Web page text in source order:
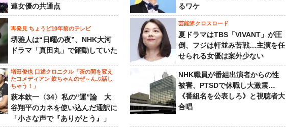
連女優の共通点
るワケ
再発見 ちょうど10年前のテレビ
堺雅人は“日曜の夜”、NHK大河
ドラマ「真田丸」で躍動していた
芸能界クロスロード
夏ドラマはTBS「VIVANT」が圧
倒、フジは軒並み苦戦…主演を任
せられる女優は案外少ない
増田俊也 口述クロニクル「茶の間を変え
たコメディアン 欽ちゃんのぜ～んぶ話し
ちゃう！」
萩本欽一〈34〉私の“運”論 大
谷翔平のカネを使い込んだ通訳に
「小さな声で『ありがとう』」
NHK職員が番組出演者からの性
被害、PTSDで休職し大激震…
《番組名を公表しろ》と視聴者大
合唱